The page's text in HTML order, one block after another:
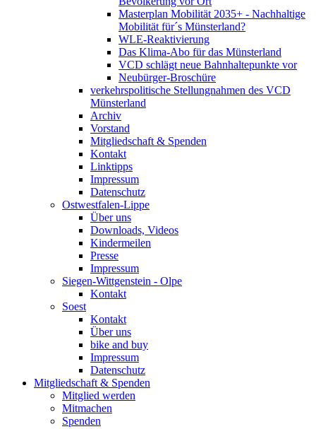
Masterplan Mobilität 2035+ - Nachhaltige
Mobilität für´s Münsterland?
WLE-Reaktivierung
Das Klima-Abo für das Münsterland
VCD schlägt neue Bahnhaltepunkte vor
Neubürger-Broschüre
verkehrspolitische Stellungnahmen des VCD
Münsterland
Archiv
Vorstand
Mitgliedschaft & Spenden
Kontakt
Linktipps
Impressum
Datenschutz
Ostwestfalen-Lippe
Über uns
Downloads, Videos
Kindermeilen
Presse
Impressum
Siegen-Wittgenstein - Olpe
Kontakt
Soest
Kontakt
Über uns
bike and buy
Impressum
Datenschutz
Mitgliedschaft & Spenden
Mitglied werden
Mitmachen
Spenden